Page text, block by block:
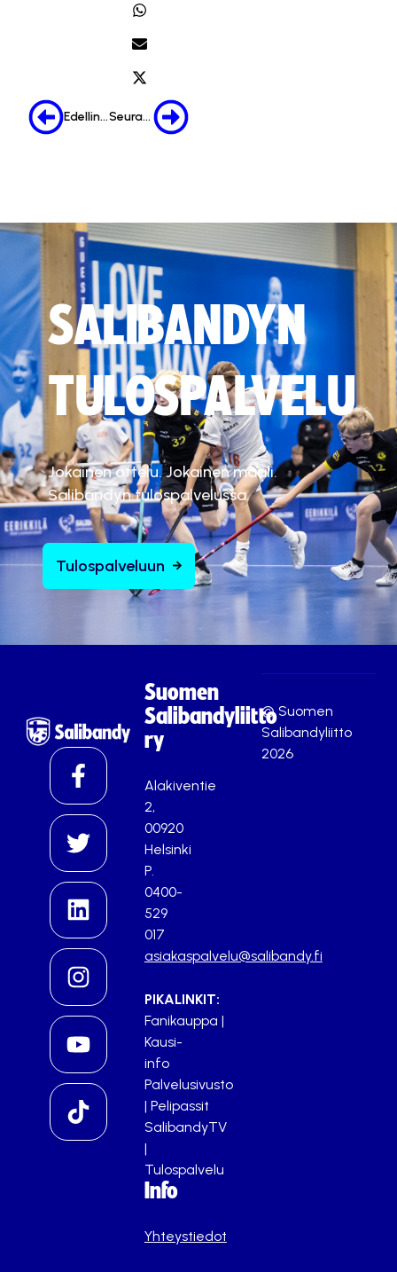
Edellinen Seuraava
SALIBANDYN
TULOSPALVELU
Jokainen ottelu. Jokainen maali.
Salibandyn tulospalvelussa.
Tulospalveluun
Suomen
Salibandyliitto
ry
Alakiventie
2,
00920
Helsinki
P.
0400-
529
017
asiakaspalvelu@salibandy.fi
PIKALINKIT:
Fanikauppa |
Kausi-
info
Palvelusivusto
| Pelipassit
SalibandyTV
|
Tulospalvelu
Info
Yhteystiedot
© Suomen
Salibandyliitto
2026